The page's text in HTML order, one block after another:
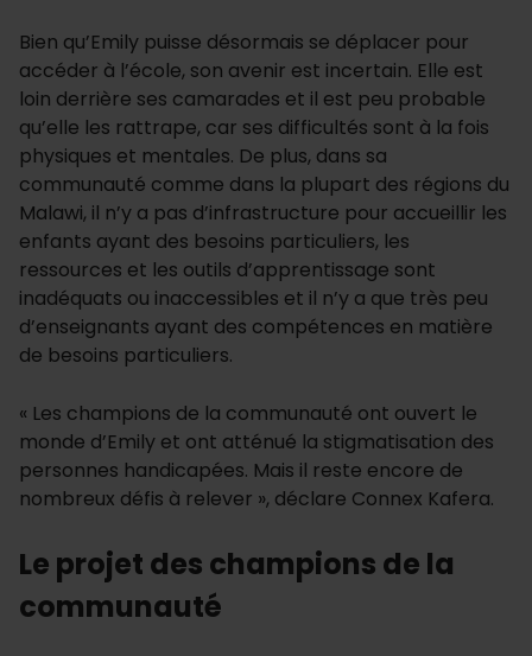
Bien qu’Emily puisse désormais se déplacer pour
accéder à l’école, son avenir est incertain. Elle est
loin derrière ses camarades et il est peu probable
qu’elle les rattrape, car ses difficultés sont à la fois
physiques et mentales. De plus, dans sa
communauté comme dans la plupart des régions du
Malawi, il n’y a pas d’infrastructure pour accueillir les
enfants ayant des besoins particuliers, les
ressources et les outils d’apprentissage sont
inadéquats ou inaccessibles et il n’y a que très peu
d’enseignants ayant des compétences en matière
de besoins particuliers.
« Les champions de la communauté ont ouvert le
monde d’Emily et ont atténué la stigmatisation des
personnes handicapées. Mais il reste encore de
nombreux défis à relever », déclare Connex Kafera.
Le projet des champions de la
communauté